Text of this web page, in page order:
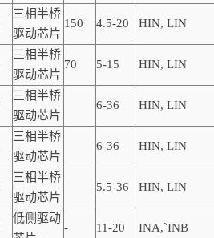
三相半桥
驱动芯片
150 4.5-20 HIN, LIN
三相半桥
驱动芯片
70 5-15 HIN, LIN
三相半桥
驱动芯片
6-36 HIN, LIN
三相半桥
驱动芯片
6-36 HIN, LIN
三相半桥
驱动芯片
5.5-36 HIN, LIN
低侧驱动
- 11-20 INA,`INB